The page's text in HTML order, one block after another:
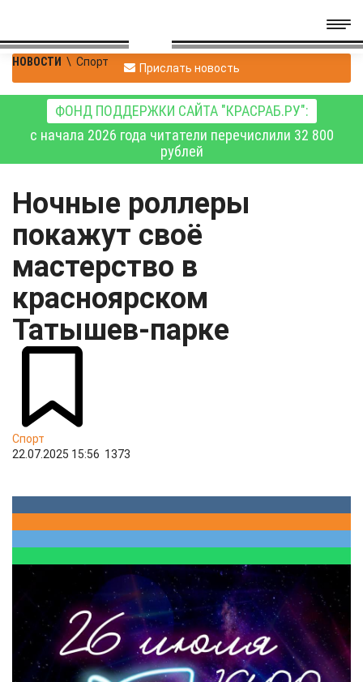
НОВОСТИ \ Спорт Прислать новость
ФОНД ПОДДЕРЖКИ САЙТА "КРАСРАБ.РУ":
с начала 2026 года читатели перечислили 32 800
рублей
Ночные роллеры
покажут своё
мастерство в
красноярском
Татышев-парке
Спорт
22.07.2025 15:56 1373